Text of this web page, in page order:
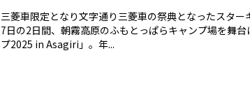
三菱車限定となり文字通り三菱車の祭典となったスター
7日の2日間、朝霧高原のふもとっぱらキャンプ場を舞
プ2025 in Asagiri」。年...